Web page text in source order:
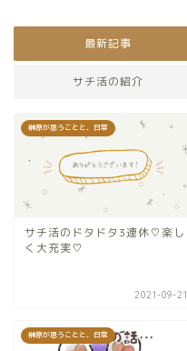
最新記事
サチ活の紹介
榊原が思うことと、日常
サチ活のドタドタ3連休♡楽し
く大充実♡
2021-09-21
榊原が思うことと、日常